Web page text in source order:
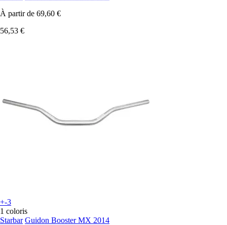
À partir de 69,60 €
56,53 €
+-3
1 coloris
Starbar Guidon Booster MX 2014